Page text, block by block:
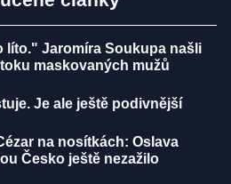
líto." Jaromíra Soukupa našli
maskovaných mužů
Je ale ještě podivnější
na nosítkách: Oslava
Česko ještě nezažilo